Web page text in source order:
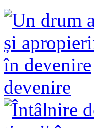
devenire